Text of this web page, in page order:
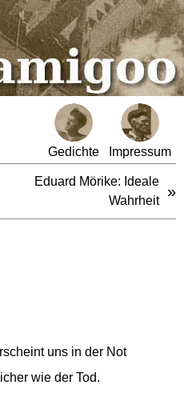
Gedichte Impressum
Eduard Mörike: Ideale
Wahrheit
»
uns in der Not
wie der Tod.